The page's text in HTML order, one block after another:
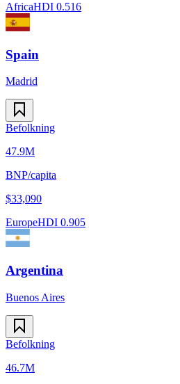
AfricaHDI 0.516
Spain
Madrid
Befolkning
47.9M
BNP/capita
$33,090
EuropeHDI 0.905
Argentina
Buenos Aires
Befolkning
46.7M